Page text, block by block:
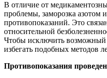
В отличие от
проблемы, заморозка азотом
противопоказаний. Это
относительной
Чтобы исключить возможный
избегать подобных методов
Противопоказания